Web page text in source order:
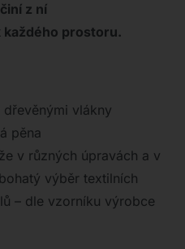
z ní
prostoru.
vlákny
pěna
v různých úpravách a v
výběr textilních
– dle vzorníku výrobce